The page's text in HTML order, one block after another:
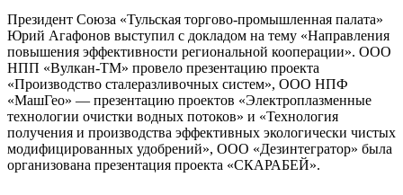
Президент Союза «Тульская торгово-промышленная палата»
Юрий Агафонов выступил с докладом на тему «Направления
повышения эффективности региональной кооперации». ООО
НПП «Вулкан-ТМ» провело презентацию проекта
«Производство сталеразливочных систем», ООО НПФ
«МашГео» — презентацию проектов «Электроплазменные
технологии очистки водных потоков» и «Технология
получения и производства эффективных экологически чистых
модифицированных удобрений», ООО «Дезинтегратор» была
организована презентация проекта «СКАРАБЕЙ».